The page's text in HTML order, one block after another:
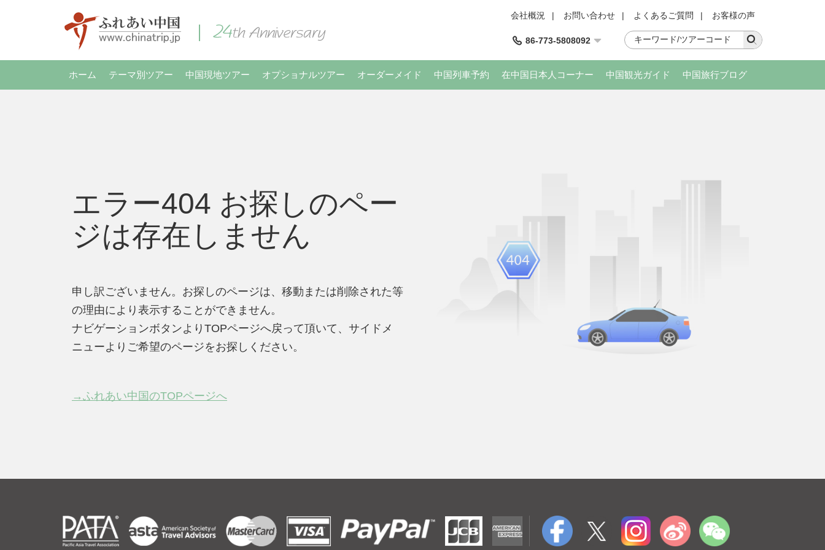
会社概況 | お問い合わせ | よくあるご質問 | お客様の声
86-773-5808092
ホーム テーマ別ツアー 中国現地ツアー オプショナルツアー オーダーメイド 中国列車予約 在中国日本人コーナー 中国観光ガイド 中国旅行ブログ
エラー404 お探しのペー
ジは存在しません
申し訳ございません。お探しのページは、移動または削除された等
の理由により表示することができません。
ナビゲーションボタンよりTOPページへ戻って頂いて、サイドメ
ニューよりご希望のページをお探しください。
→ふれあい中国のTOPページへ